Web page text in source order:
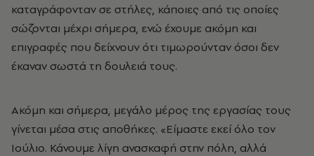
καταγράφονταν σε στήλες, κάποιες από τις οποίες
σώζονται μέχρι σήμερα, ενώ έχουμε ακόμη και
επιγραφές που δείχνουν ότι τιμωρούνταν όσοι δεν
έκαναν σωστά τη δουλειά τους.
Ακόμη και σήμερα, μεγάλο μέρος της εργασίας τους
γίνεται μέσα στις αποθήκες. «Είμαστε εκεί όλο τον
Ιούλιο. Κάνουμε λίγη ανασκαφή στην πόλη, αλλά